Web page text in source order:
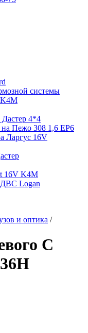
системы
Дастер 4*4
на Пежо 308 1,6 EP6
Ларгус 16V
16V K4M
ДВС Logan
и оптика /
C